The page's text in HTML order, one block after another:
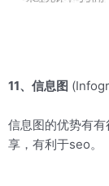
11、信息图
信息图的优势有
享，有利于seo。